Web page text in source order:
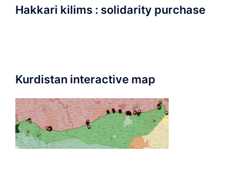
Hakkari kilims : solidarity purchase
Kurdistan interactive map